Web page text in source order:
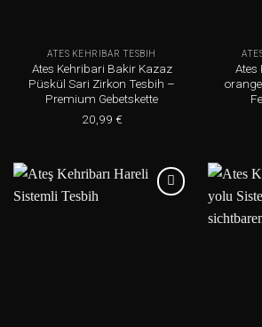
ATES KEHRIBAR TESBIH
Ates Kehribari Bakir Kazaz
Püskül Sari Zirkon Tesbih –
Premium Gebetskette
20,99 €
Ates